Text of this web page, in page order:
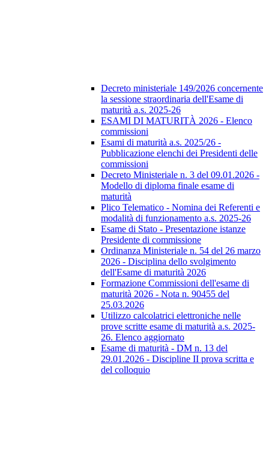
Decreto ministeriale 149/2026 concernente
la sessione straordinaria dell'Esame di
maturità a.s. 2025-26
ESAMI DI MATURITÀ 2026 - Elenco
commissioni
Esami di maturità a.s. 2025/26 -
Pubblicazione elenchi dei Presidenti delle
commissioni
Decreto Ministeriale n. 3 del 09.01.2026 -
Modello di diploma finale esame di
maturità
Plico Telematico - Nomina dei Referenti e
modalità di funzionamento a.s. 2025-26
Esame di Stato - Presentazione istanze
Presidente di commissione
Ordinanza Ministeriale n. 54 del 26 marzo
2026 - Disciplina dello svolgimento
dell'Esame di maturità 2026
Formazione Commissioni dell'esame di
maturità 2026 - Nota n. 90455 del
25.03.2026
Utilizzo calcolatrici elettroniche nelle
prove scritte esame di maturità a.s. 2025-
26. Elenco aggiornato
Esame di maturità - DM n. 13 del
29.01.2026 - Discipline II prova scritta e
del colloquio